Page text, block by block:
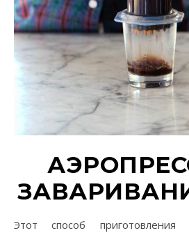
Этот способ приготовления кофейного напитка